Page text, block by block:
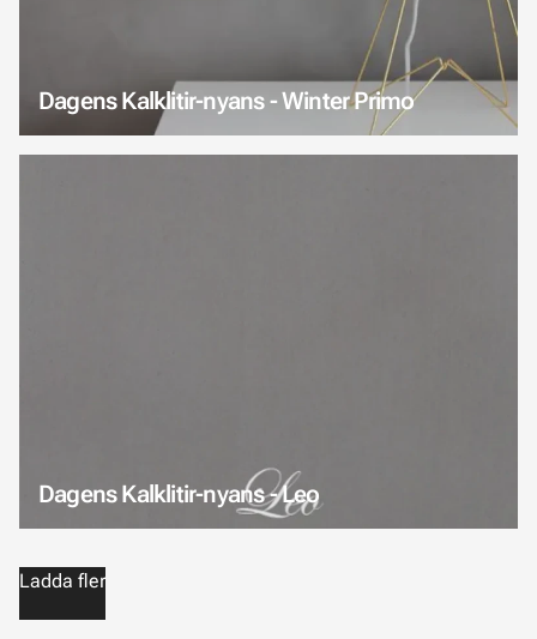
Dagens Kalklitir-nyans - Winter Primo
Dagens Kalklitir-nyans - Leo
Ladda fler